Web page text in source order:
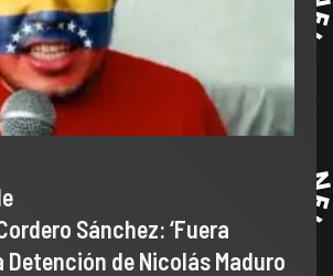
Sánchez: ‘Fuera
Detención de Nicolás Maduro